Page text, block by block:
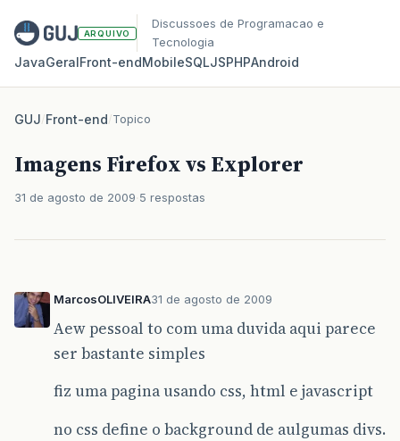
ARQUIVO
Discussoes de Programacao e
Tecnologia
JavaGeralFront‑endMobileSQLJSPHPAndroid
GUJ/Front-end/Topico
Imagens Firefox vs Explorer
31 de agosto de 2009 5 respostas
MarcosOLIVEIRA31 de agosto de 2009
Aew pessoal to com uma duvida aqui parece
ser bastante simples
fiz uma pagina usando css, html e javascript
no css define o background de aulgumas divs.